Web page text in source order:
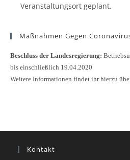
Veranstaltungsort geplant.
Maßnahmen Gegen
Beschluss der Landesregierung:
bis einschließlich 19.04.2020
Weitere Informationen findet ihr hierzu
Kontakt